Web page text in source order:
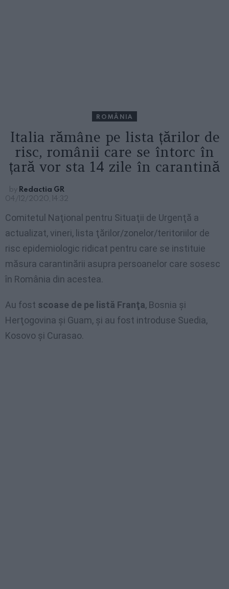
ROMÂNIA
Italia rămâne pe lista țărilor de
risc, românii care se întorc în
țară vor sta 14 zile în carantină
by Redactia GR
04/12/2020, 14:32
Comitetul Naţional pentru Situaţii de Urgenţă a
actualizat, vineri, lista ţărilor/zonelor/teritoriilor de
risc epidemiologic ridicat pentru care se instituie
măsura carantinării asupra persoanelor care sosesc
în România din acestea.
Au fost scoase de pe listă Franţa, Bosnia şi
Herţogovina și Guam, și au fost introduse Suedia,
Kosovo și Curasao.